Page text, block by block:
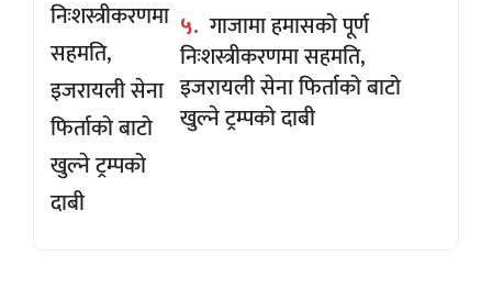
५. गाजामा हमासको पूर्ण
निःशस्त्रीकरणमा सहमति,
इजरायली सेना फिर्ताको बाटो
खुल्ने ट्रम्पको दाबी